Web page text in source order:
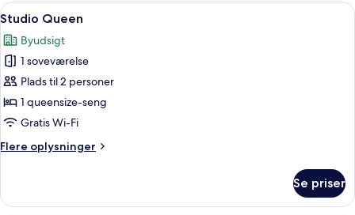
Indlæs
alle
billeder
af
Studio
Queen
Et moderne hotelværelse med en
5
Studio Queen
Byudsigt
1 soveværelse
Plads til 2 personer
1 queensize-seng
Gratis Wi-Fi
Flere oplysninger
Flere
Queen
Se priser